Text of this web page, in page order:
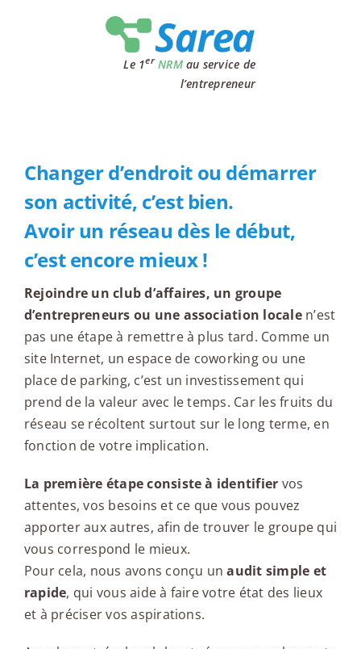
Le 1er NRMau service de
l’entrepreneur
Changer d’endroit ou démarrer
son activité, c’est bien.
Avoir un réseau dès le début,
c’est encore mieux !
Rejoindre un club d’affaires, un groupe
d’entrepreneurs ou une association localen’est
pas une étape à remettre à plus tard. Comme un
site Internet, un espace de coworking ou une
place de parking, c’est un investissement qui
prend de la valeur avec le temps. Car les fruits du
réseau se récoltent surtout sur le long terme, en
fonction de votre implication.
La première étape consiste à identifier vos
attentes, vos besoins et ce que vous pouvez
apporter aux autres, afin de trouver le groupe qui
vous correspond le mieux.
Pour cela, nous avons conçu unaudit simple et
rapide, qui vous aide à faire votre état des lieux
et à préciser vos aspirations.